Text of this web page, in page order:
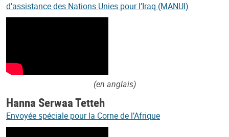
d’assistance des Nations Unies pour l’Iraq (MANUI)
(en anglais)
Hanna Serwaa Tetteh
Envoyée spéciale pour la Corne de l’Afrique